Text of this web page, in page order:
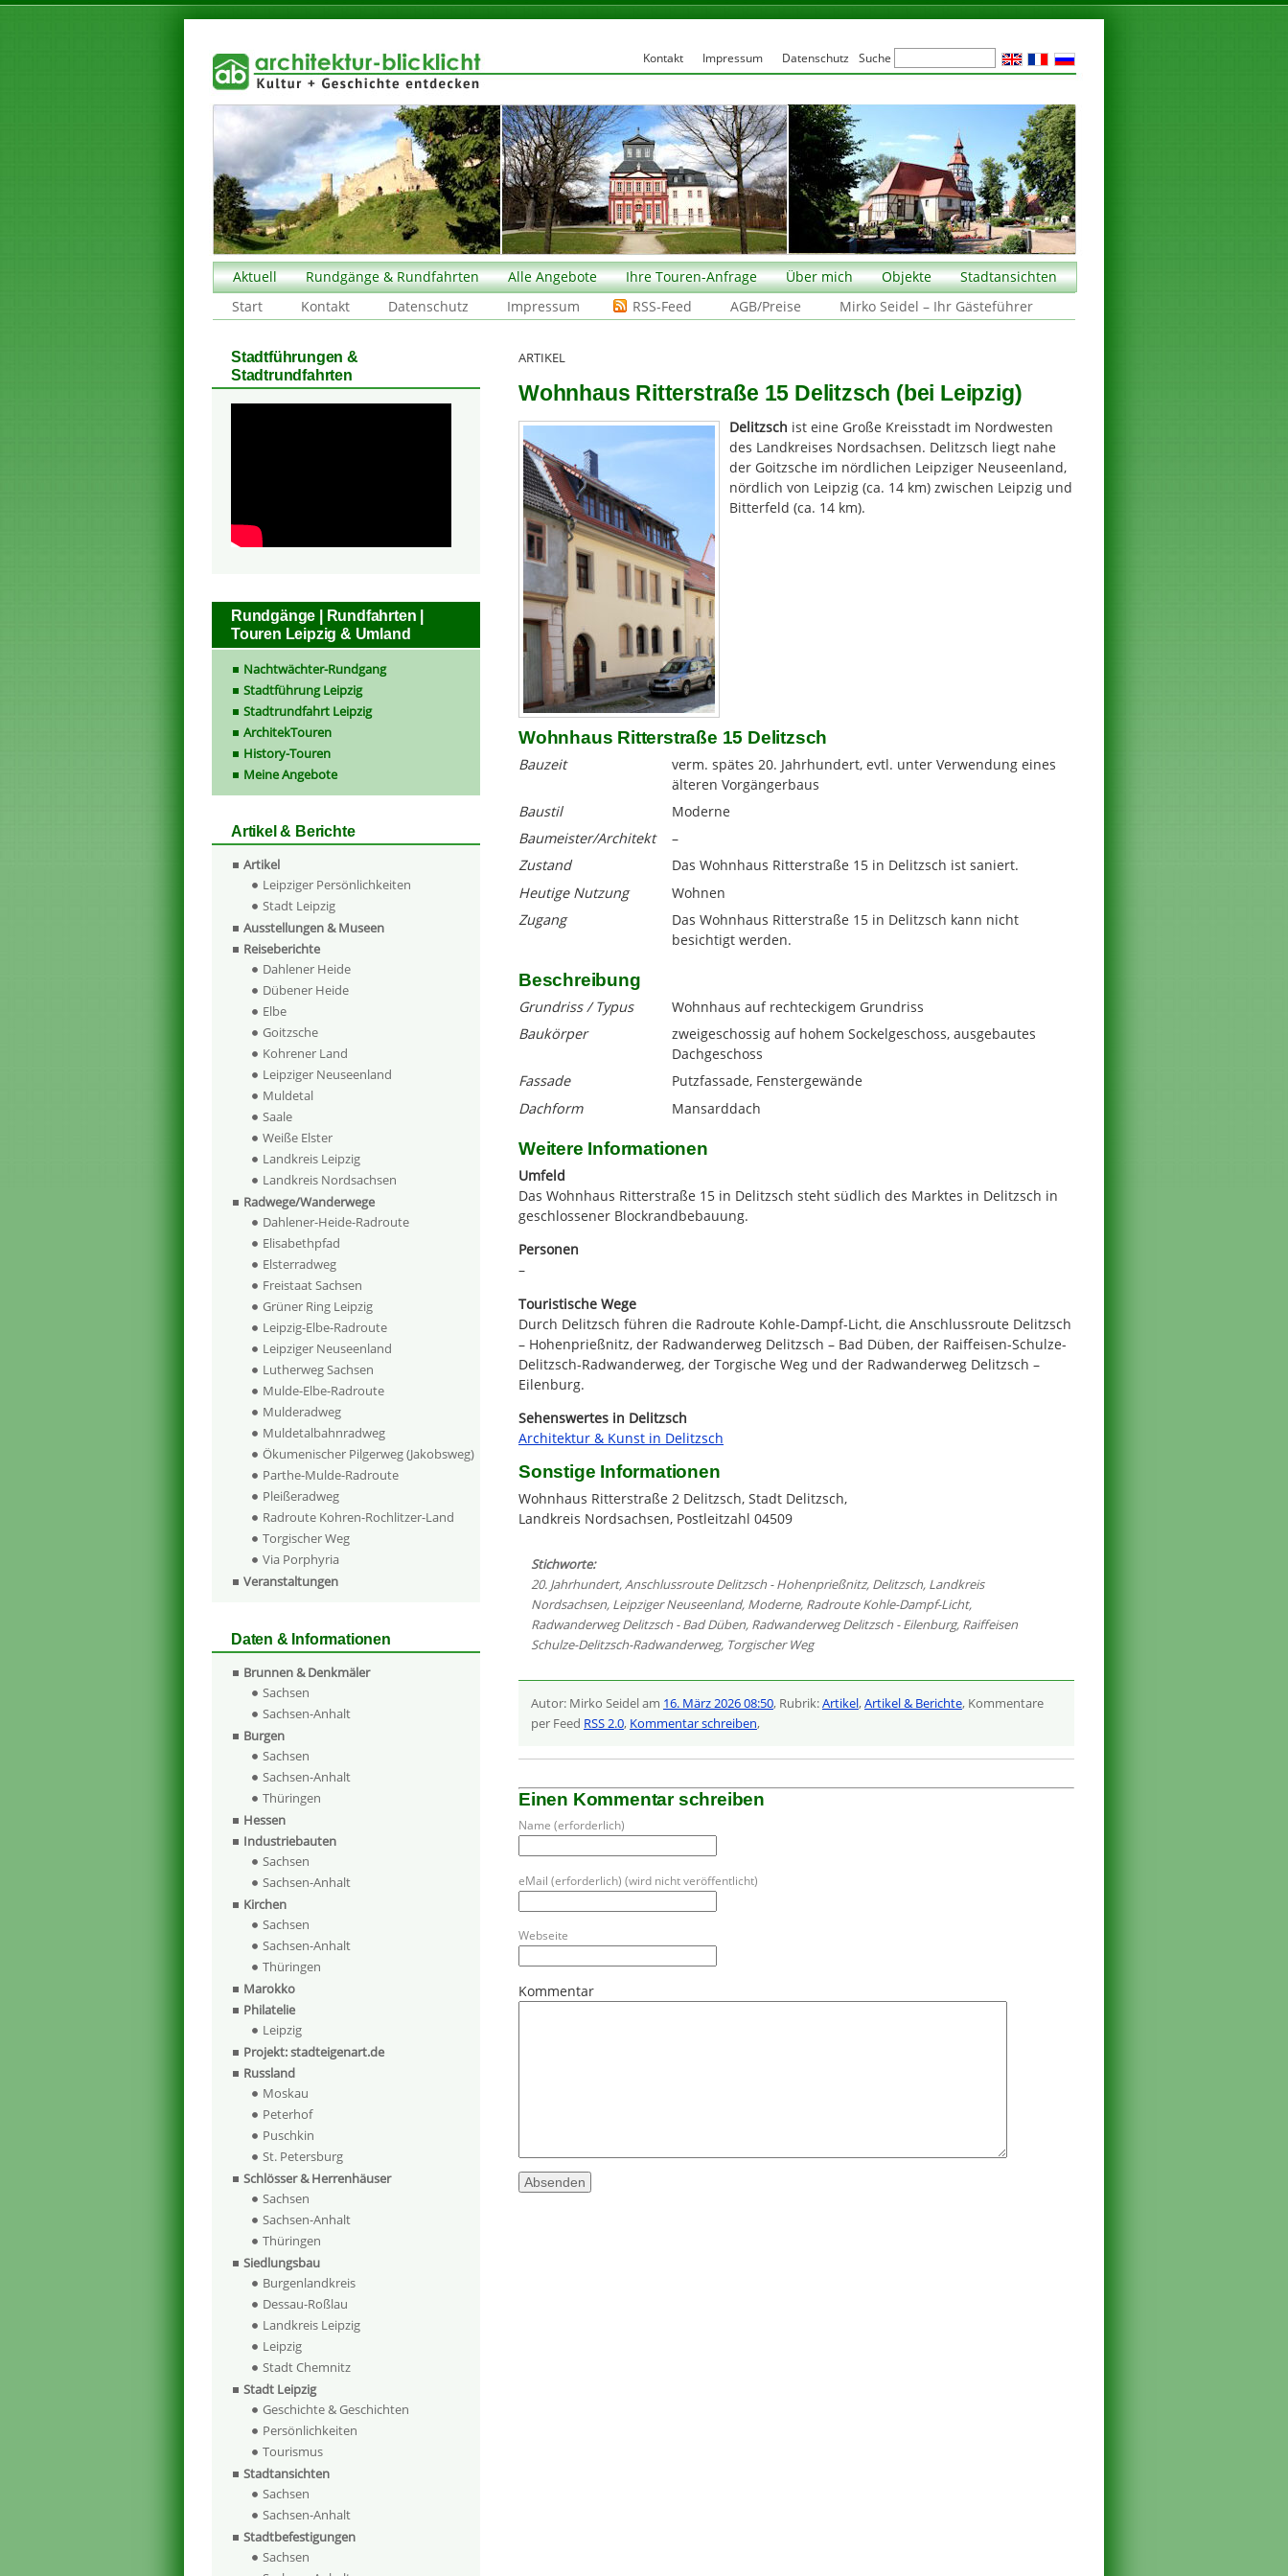
Aktuell Rundgänge & Rundfahrten Alle Angebote Ihre Touren-Anfrage Über mich Objekte
Stadtansichten
Start
Kontakt Datenschutz Impressum RSS-Feed AGB/Preise Mirko Seidel – Ihr Gästeführer
ARTIKEL
Wohnhaus Ritterstraße 15 Delitzsch (bei Leipzig)
Delitzsch ist eine Große Kreisstadt im Nordwesten
des Landkreises Nordsachsen. Delitzsch liegt nahe
der Goitzsche im nördlichen Leipziger Neuseenland,
nördlich von Leipzig (ca. 14 km) zwischen Leipzig und
Bitterfeld (ca. 14 km).
Wohnhaus Ritterstraße 15 Delitzsch
Bauzeit
verm. spätes 20. Jahrhundert, evtl. unter Verwendung eines
älteren Vorgängerbaus
Baustil
Moderne
Baumeister/Architekt
–
Zustand
Das Wohnhaus Ritterstraße 15 in Delitzsch ist saniert.
Heutige Nutzung
Wohnen
Zugang
Das Wohnhaus Ritterstraße 15 in Delitzsch kann nicht
besichtigt werden.
Beschreibung
Grundriss / Typus
Wohnhaus auf rechteckigem Grundriss
Baukörper
zweigeschossig auf hohem Sockelgeschoss, ausgebautes
Dachgeschoss
Fassade
Putzfassade, Fenstergewände
Dachform
Mansarddach
Weitere Informationen
Umfeld
Das Wohnhaus Ritterstraße 15 in Delitzsch steht südlich des Marktes in Delitzsch in
geschlossener Blockrandbebauung.
Personen
–
Touristische Wege
Durch Delitzsch führen die Radroute Kohle-Dampf-Licht, die Anschlussroute Delitzsch
– Hohenprießnitz, der Radwanderweg Delitzsch – Bad Düben, der Raiffeisen-Schulze-
Delitzsch-Radwanderweg, der Torgische Weg und der Radwanderweg Delitzsch –
Eilenburg.
Sehenswertes in Delitzsch
Architektur & Kunst in Delitzsch
Sonstige Informationen
Wohnhaus Ritterstraße 2 Delitzsch, Stadt Delitzsch,
Landkreis Nordsachsen, Postleitzahl 04509
Stichworte:
20. Jahrhundert,Anschlussroute Delitzsch - Hohenprießnitz, Delitzsch, Landkreis
Nordsachsen, Leipziger Neuseenland, Moderne, Radroute Kohle-Dampf-Licht,
Radwanderweg Delitzsch - Bad Düben, Radwanderweg Delitzsch - Eilenburg, Raiffeisen
Schulze-Delitzsch-Radwanderweg, Torgischer Weg
Autor: Mirko Seidel am 16. März 2026 08:50, Rubrik:Artikel,Artikel & Berichte, Kommentare
per Feed RSS 2.0, Kommentar schreiben,
Einen Kommentar schreiben
Name (erforderlich)
eMail (erforderlich) (wird nicht veröffentlicht)
Webseite
Kommentar
Stadtführungen &
Stadtrundfahrten
Rundgänge | Rundfahrten |
Touren Leipzig & Umland
Nachtwächter-Rundgang
Stadtführung Leipzig
Stadtrundfahrt Leipzig
ArchitekTouren
History-Touren
Meine Angebote
Artikel & Berichte
Artikel
Leipziger Persönlichkeiten
Stadt Leipzig
Ausstellungen & Museen
Reiseberichte
Dahlener Heide
Dübener Heide
Elbe
Goitzsche
Kohrener Land
Leipziger Neuseenland
Muldetal
Saale
Weiße Elster
Landkreis Leipzig
Landkreis Nordsachsen
Radwege/Wanderwege
Dahlener-Heide-Radroute
Elisabethpfad
Elsterradweg
Freistaat Sachsen
Grüner Ring Leipzig
Leipzig-Elbe-Radroute
Leipziger Neuseenland
Lutherweg Sachsen
Mulde-Elbe-Radroute
Mulderadweg
Muldetalbahnradweg
Ökumenischer Pilgerweg (Jakobsweg)
Parthe-Mulde-Radroute
Pleißeradweg
Radroute Kohren-Rochlitzer-Land
Torgischer Weg
Via Porphyria
Veranstaltungen
Daten & Informationen
Brunnen & Denkmäler
Sachsen
Sachsen-Anhalt
Burgen
Sachsen
Sachsen-Anhalt
Thüringen
Hessen
Industriebauten
Sachsen
Sachsen-Anhalt
Kirchen
Sachsen
Sachsen-Anhalt
Thüringen
Marokko
Philatelie
Leipzig
Projekt: stadteigenart.de
Russland
Moskau
Peterhof
Puschkin
St. Petersburg
Schlösser & Herrenhäuser
Sachsen
Sachsen-Anhalt
Thüringen
Siedlungsbau
Burgenlandkreis
Dessau-Roßlau
Landkreis Leipzig
Leipzig
Stadt Chemnitz
Stadt Leipzig
Geschichte & Geschichten
Persönlichkeiten
Tourismus
Stadtansichten
Sachsen
Sachsen-Anhalt
Stadtbefestigungen
Sachsen
Kontakt Impressum Datenschutz Suche